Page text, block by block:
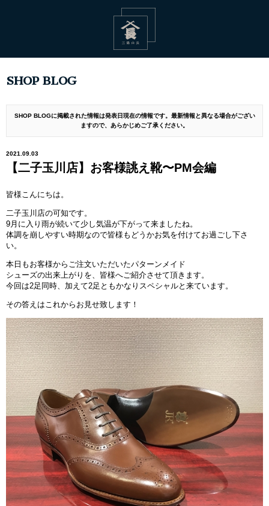
SHOP BLOG
SHOP BLOGに掲載された情報は発表日現在の情報です。最新情報と異なる場合がござい
ますので、あらかじめご了承ください。
2021.09.03
【二子玉川店】お客様誂え靴〜PM会編
皆様こんにちは。
二子玉川店の可知です。
9月に入り雨が続いて少し気温が下がって来ましたね。
体調を崩しやすい時期なので皆様もどうかお気を付けてお過ごし下さ
い。
本日もお客様からご注文いただいたパターンメイド
シューズの出来上がりを、皆様へご紹介させて頂きます。
今回は2足同時、加えて2足ともかなりスペシャルと来ています。
その答えはこれからお見せ致します！